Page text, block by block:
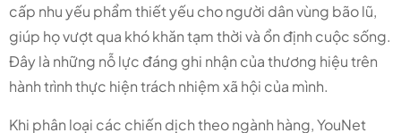
cấp nhu yếu phẩm thiết yếu cho người dân vùng bão lũ,
giúp họ vượt qua khó khăn tạm thời và ổn định cuộc sống.
Đây là những nỗ lực đáng ghi nhận của thương hiệu trên
hành trình thực hiện trách nhiệm xã hội của mình.
Khi phân loại các chiến dịch theo ngành hàng, YouNet